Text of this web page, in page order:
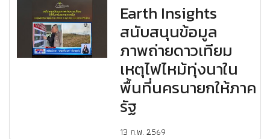
Earth Insights
สนับสนุนข้อมูล
ภาพถ่ายดาวเทียม
เหตุไฟไหม้ทุ่งนาใน
พื้นที่นครนายกให้ภาค
รัฐ
13 ก.พ. 2569